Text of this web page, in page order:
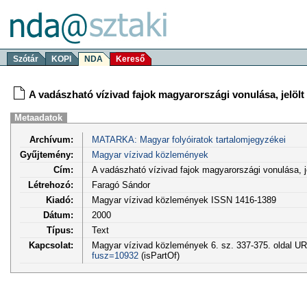
Szótár KOPI NDA Kereső
A vadászható vízivad fajok magyarországi vonulása,
Metaadatok
Archívum:
MATARKA: Magyar folyóiratok tartalomjegyzékei
Gyűjtemény:
Magyar vízivad közlemények
Cím:
A vadászható vízivad fajok magyarországi vonulása,
Létrehozó:
Faragó Sándor
Kiadó:
Magyar vízivad közlemények ISSN 1416-1389
Dátum:
2000
Típus:
Text
Kapcsolat:
Magyar vízivad közlemények 6. sz. 337-375. oldal
fusz=10932(isPartOf)